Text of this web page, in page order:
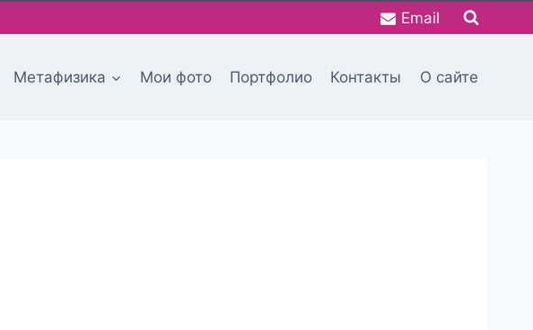
Email
Метафизика Мои фото Портфолио Контакты О сайте